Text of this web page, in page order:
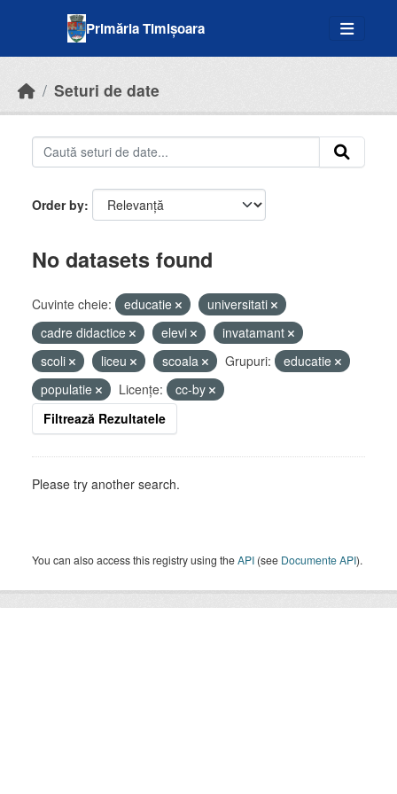
Primăria Timișoara
Seturi de date
Order by
No datasets found
Cuvinte cheie: educatie
universitati
cadre didactice
elevi
invatamant
scoli
liceu scoala Grupuri:
educatie
populatie
Licenţe:
cc-by
Filtrează Rezultatele
Please try another search.
You can also access this registry using theAPI (see Documente API).